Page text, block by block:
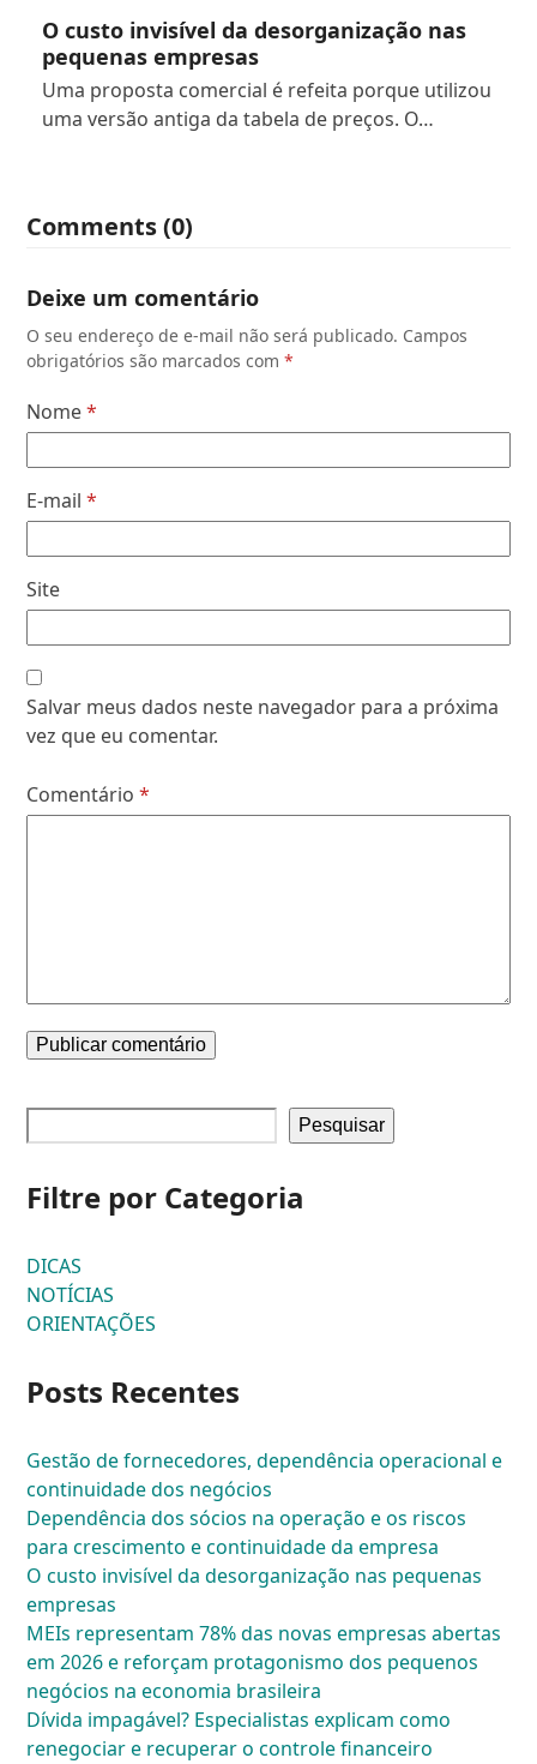
O custo invisível da desorganização nas
pequenas empresas
Uma proposta comercial é refeita porque utilizou
uma versão antiga da tabela de preços. O…
Comments (0)
Deixe um comentário
O seu endereço de e-mail não será publicado. Campos
obrigatórios são marcados com*
Nome*
E-mail*
Site
Salvar meus dados neste navegador para a próxima
vez que eu comentar.
Comentário*
Pesquisar
Filtre por Categoria
DICAS
NOTÍCIAS
ORIENTAÇÕES
Posts Recentes
Gestão de fornecedores, dependência operacional e
continuidade dos negócios
Dependência dos sócios na operação e os riscos
para crescimento e continuidade da empresa
O custo invisível da desorganização nas pequenas
empresas
MEIs representam 78% das novas empresas abertas
em 2026 e reforçam protagonismo dos pequenos
negócios na economia brasileira
Dívida impagável? Especialistas explicam como
renegociar e recuperar o controle financeiro